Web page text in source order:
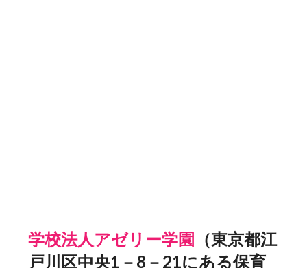
学校法人アゼリー学園 （東京都江
戸川区中央1－8－21にある保育